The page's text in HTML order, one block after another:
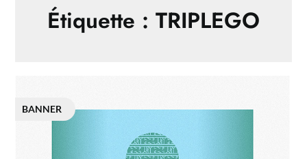
Étiquette : TRIPLEGO
BANNER